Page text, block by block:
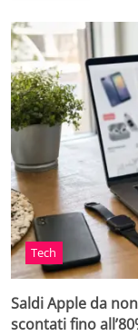
Tech
Saldi Apple da
scontati fino